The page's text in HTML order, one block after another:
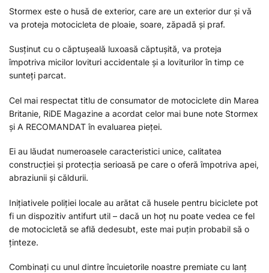
Stormex este o husă de exterior, care are un exterior dur și vă
va proteja motocicleta de ploaie, soare, zăpadă și praf.
Susținut cu o căptușeală luxoasă căptușită, va proteja
împotriva micilor lovituri accidentale și a loviturilor în timp ce
sunteți parcat.
Cel mai respectat titlu de consumator de motociclete din Marea
Britanie, RiDE Magazine a acordat celor mai bune note Stormex
și A RECOMANDAT în evaluarea pieței.
Ei au lăudat numeroasele caracteristici unice, calitatea
construcției și protecția serioasă pe care o oferă împotriva apei,
abraziunii și căldurii.
Inițiativele poliției locale au arătat că husele pentru biciclete pot
fi un dispozitiv antifurt util – dacă un hoț nu poate vedea ce fel
de motocicletă se află dedesubt, este mai puțin probabil să o
ținteze.
Combinați cu unul dintre încuietorile noastre premiate cu lanț